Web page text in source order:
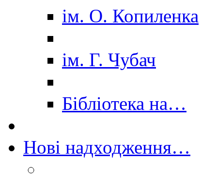
ім. О. Копиленка
ім. Г. Чубач
Бібліотека на…
Нові надходження…